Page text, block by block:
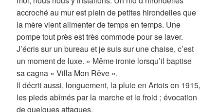
accroché au mur est plein de petites hirondelles que
la mère vient alimenter de temps en temps. Une
pompe tout près est très commode pour se laver.
J’écris sur un bureau et je suis sur une chaise, c’est
un moment de luxe. » Même ironie lorsqu’il baptise
sa cagna « Villa Mon Rêve ».
Il décrit aussi, longuement, la pluie en Artois en 1915,
les pieds abîmés par la marche et le froid ; évocation
de quelques attaques.